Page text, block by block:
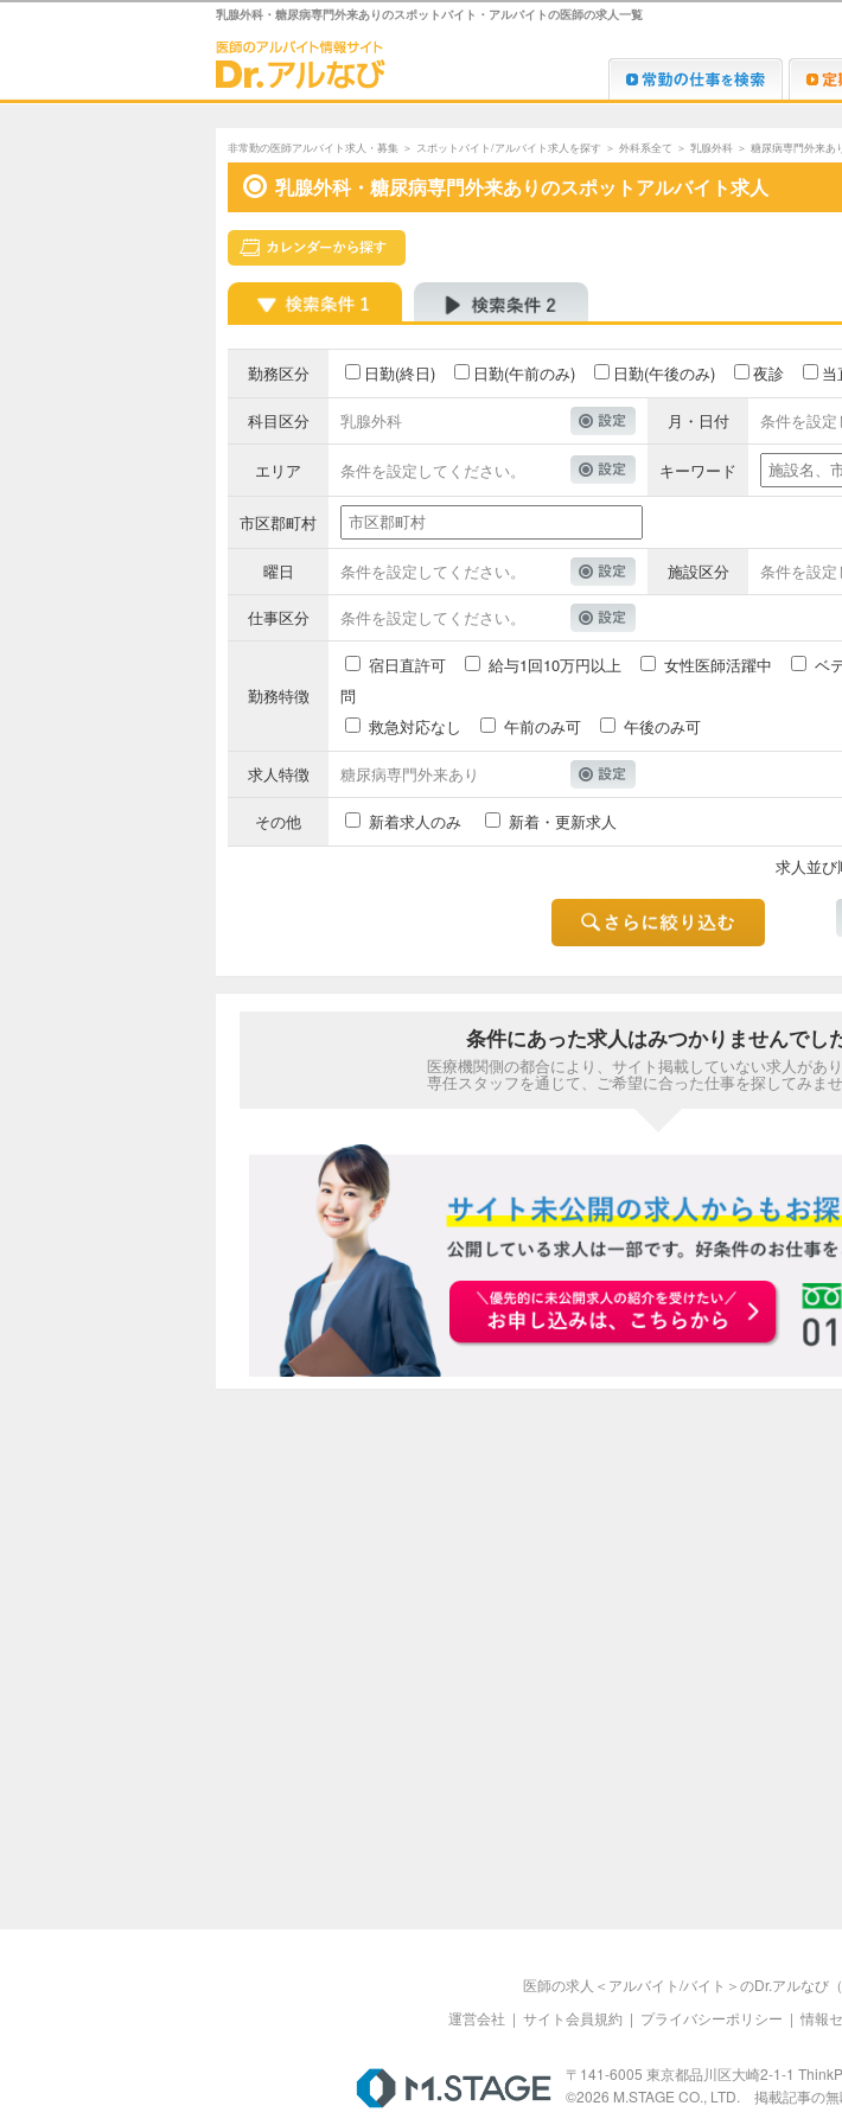
乳腺外科・糖尿病専門外来ありのスポットバイト・アルバイトの医師の求人一覧
Dr.転職
非常勤の医師アルバイト求人・募集 ＞ スポットバイト/アルバイト求人を探す ＞ 外科系全て ＞ 乳腺外科 ＞ 糖尿病専門外来あ
乳腺外科・糖尿病専門外来ありのスポットアルバイト求人
勤務区分 日勤(終日) 日勤(午前のみ) 日勤(午後のみ) 夜診 当
科目区分 乳腺外科 月・日付 条件を設定
エリア 条件を設定してください。 キーワード
市区郡町村
曜日 条件を設定してください。 施設区分 条件を設定
仕事区分 条件を設定してください。
勤務特徴
宿日直許可 給与1回10万円以上 女性医師活躍中 ベ
問
救急対応なし
午前のみ可 午後のみ可
求人特徴 糖尿病専門外来あり
その他 新着求人のみ
新着・更新求人
求人並び
条件にあった求人はみつかりませんでし
医療機関側の都合により、サイト掲載していない求人があり
専任スタッフを通じて、ご希望に合った仕事を探してみま
お申
医師の求人＜アルバイト/バイト＞のDr.アルなび
運営会社 | サイト会員規約 | プライバシーポリシー | 情報
M.STAGE
〒141-6005 東京都品川区大崎2-1-1
©2026 M.STAGE CO., LTD. 掲載記事の無